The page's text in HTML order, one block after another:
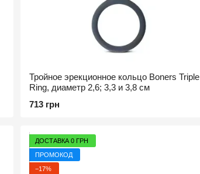
Тройное эрекционное кольцо Boners Triple
Ring, диаметр 2,6; 3,3 и 3,8 см
713 грн
ДОСТАВКА 0 ГРН
ПРОМОКОД
−17%